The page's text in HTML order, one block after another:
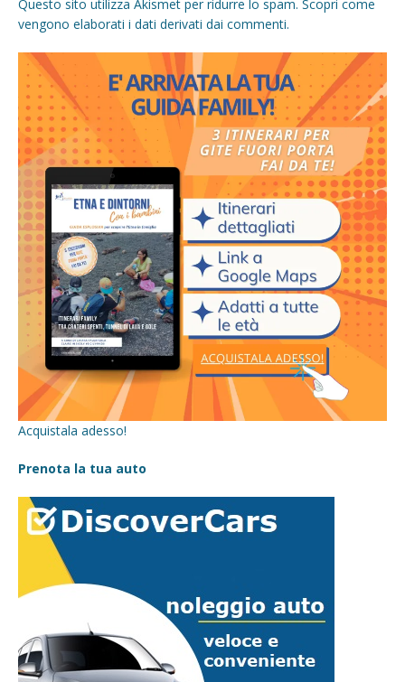
Questo sito utilizza Akismet per ridurre lo spam. Scopri come
vengono elaborati i dati derivati dai commenti.
Acquistala adesso!
Prenota la tua auto